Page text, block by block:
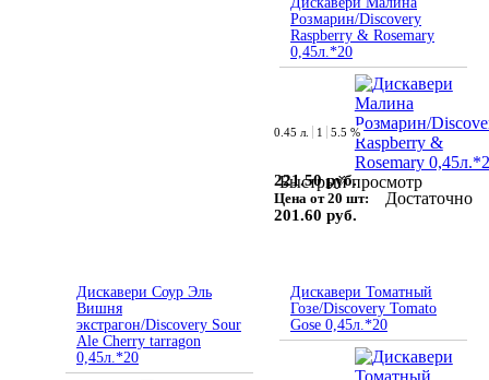
Розмарин/Discovery
Raspberry & Rosemary
0,45л.*20
Быстрый просмотр
0.45 л. 1 5.5 %
221.50 руб.
Цена от 20 шт:
201.60 руб.
Достаточно
Дискавери Соур Эль
Вишня
экстрагон/Discovery Sour
Ale Cherry tarragon
0,45л.*20
Дискавери Томатный
Гозе/Discovery Tomato
Gose 0,45л.*20